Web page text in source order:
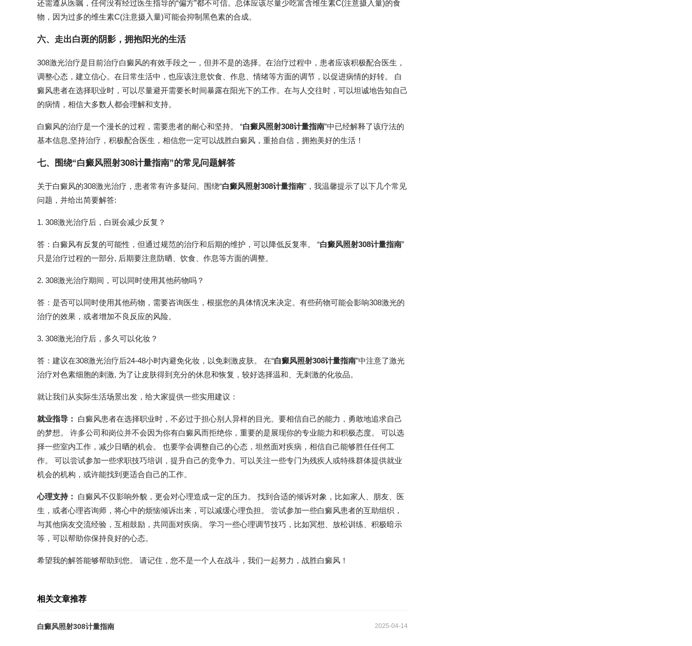
还需遵从医嘱，任何没有经过医生指导的“偏方”都不可信。总体应该尽量少吃富含维生素C(注意摄入量)的食
物，因为过多的维生素C(注意摄入量)可能会抑制黑色素的合成。
六、走出白斑的阴影，拥抱阳光的生活
308激光治疗是目前治疗白癜风的有效手段之一，但并不是的选择。在治疗过程中，患者应该积极配合医生，
调整心态，建立信心。在日常生活中，也应该注意饮食、作息、情绪等方面的调节，以促进病情的好转。 白
癜风患者在选择职业时，可以尽量避开需要长时间暴露在阳光下的工作。在与人交往时，可以坦诚地告知自己
的病情，相信大多数人都会理解和支持。
白癜风的治疗是一个漫长的过程，需要患者的耐心和坚持。 “白癜风照射308计量指南”中已经解释了该疗法的
基本信息,坚持治疗，积极配合医生，相信您一定可以战胜白癜风，重拾自信，拥抱美好的生活！
七、围绕“白癜风照射308计量指南”的常见问题解答
关于白癜风的308激光治疗，患者常有许多疑问。围绕“白癜风照射308计量指南”，我温馨提示了以下几个常见
问题，并给出简要解答:
1. 308激光治疗后，白斑会减少反复？
答：白癜风有反复的可能性，但通过规范的治疗和后期的维护，可以降低反复率。 “白癜风照射308计量指南”
只是治疗过程的一部分, 后期要注意防晒、饮食、作息等方面的调整。
2. 308激光治疗期间，可以同时使用其他药物吗？
答：是否可以同时使用其他药物，需要咨询医生，根据您的具体情况来决定。有些药物可能会影响308激光的
治疗的效果，或者增加不良反应的风险。
3. 308激光治疗后，多久可以化妆？
答：建议在308激光治疗后24-48小时内避免化妆，以免刺激皮肤。 在“白癜风照射308计量指南”中注意了激光
治疗对色素细胞的刺激, 为了让皮肤得到充分的休息和恢复，较好选择温和、无刺激的化妆品。
就让我们从实际生活场景出发，给大家提供一些实用建议：
就业指导：
白癜风患者在选择职业时，不必过于担心别人异样的目光。要相信自己的能力，勇敢地追求自己
的梦想。 许多公司和岗位并不会因为你有白癜风而拒绝你，重要的是展现你的专业能力和积极态度。 可以选
择一些室内工作，减少日晒的机会。 也要学会调整自己的心态，坦然面对疾病，相信自己能够胜任任何工
作。 可以尝试参加一些求职技巧培训，提升自己的竞争力。可以关注一些专门为残疾人或特殊群体提供就业
机会的机构，或许能找到更适合自己的工作。
心理支持：
白癜风不仅影响外貌，更会对心理造成一定的压力。 找到合适的倾诉对象，比如家人、朋友、医
生，或者心理咨询师，将心中的烦恼倾诉出来，可以减缓心理负担。 尝试参加一些白癜风患者的互助组织，
与其他病友交流经验，互相鼓励，共同面对疾病。 学习一些心理调节技巧，比如冥想、放松训练、积极暗示
等，可以帮助你保持良好的心态。
希望我的解答能够帮助到您。 请记住，您不是一个人在战斗，我们一起努力，战胜白癜风！
相关文章推荐
白癜风照射308计量指南 2025-04-14